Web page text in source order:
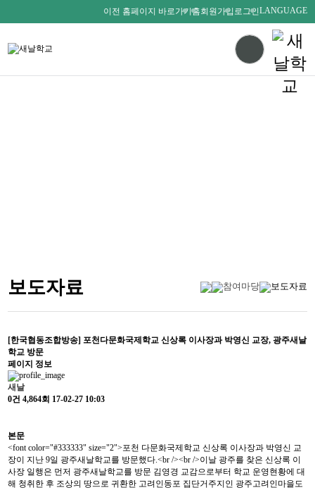
이전 홈페이지 바로가기홈회원가입 로그인LANGUAGE
보도자료 참여마당 보도자료
[한국협동조합방송] 포천다문화국제학교 신상록 이사장과 박영신 교장, 광주새날
학교 방문
페이지 정보
새날
0건 4,864회 17-02-27 10:03
본문
<font color="#333333" size="2">포천 다문화국제학교 신상록 이사장과 박영신 교
장이 지난 9일 광주새날학교를 방문했다.<br /><br />이날 광주를 찾은 신상록 이
사장 일행은 먼저 광주새날학교를 방문 김영경 교감으로부터 학교 운영현황에 대
해 청취한 후 조상의 땅으로 귀환한 고려인동포 집단거주지인 광주고려인마을도